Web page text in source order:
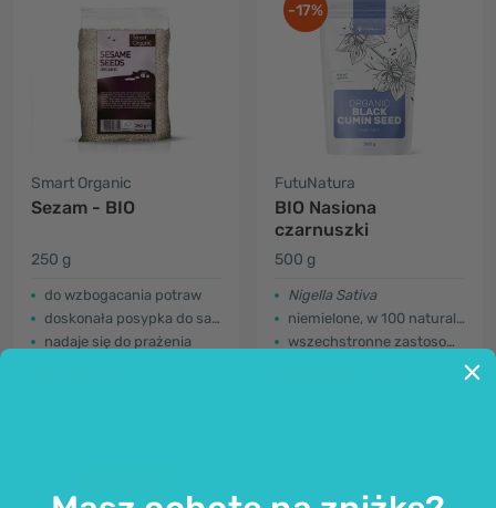
Smart Organic
Sezam - BIO
250 g
do wzbogacania potraw
doskonała posypka do sałatek
nadaje się do prażenia
-17%
FutuNatura
BIO Nasiona
czarnuszki
500 g
Nigella Sativa
niemielone, w 100 naturalne
wszechstronne zastosowanie w kuchni